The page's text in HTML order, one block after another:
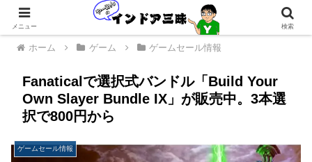
ホーム ゲーム ゲームセール情報
Fanaticalで選択式バンドル「Build Your
Own Slayer Bundle IX」が販売中。3本選
択で800円から
ゲームセール情報
メニュー 検索